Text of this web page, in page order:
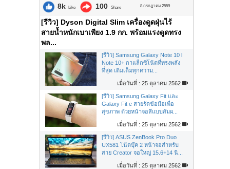
8k Like 100 Share 8 กรกฎาคม 2559
[รีวิว] Dyson Digital Slim เครื่องดูดฝุ่นไร้
สายน้ำหนักเบาเพียง 1.9 กก. พร้อมแรงดูดทรง
พล...
[รีวิว] Samsung Galaxy Note 10 l
Note 10+ กาแล็กซี่โน้ตที่ทรงพลัง
ที่สุด เติมเต็มทุกความ...
เมื่อวันที่ : 25 ตุลาคม 2562
[รีวิว] Samsung Galaxy Fit และ
Galaxy Fit e สายรัดข้อมือเพื่อ
สุขภาพ ด้วยหน้าจอสีแบบสัมผ...
เมื่อวันที่ : 25 ตุลาคม 2562
[รีวิว] ASUS ZenBook Pro Duo
UX581 โน้ตบุ๊ค 2 หน้าจอสำหรับ
สาย Creator จอใหญ่ 15.6+14 นิ...
เมื่อวันที่ : 25 ตุลาคม 2562